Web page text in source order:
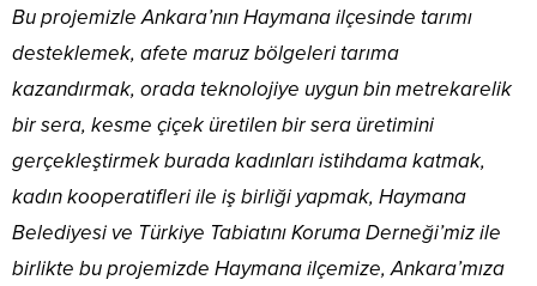
Bu projemizle Ankara’nın Haymana ilçesinde tarımı
desteklemek, afete maruz bölgeleri tarıma
kazandırmak, orada teknolojiye uygun bin metrekarelik
bir sera, kesme çiçek üretilen bir sera üretimini
gerçekleştirmek burada kadınları istihdama katmak,
kadın kooperatifleri ile iş birliği yapmak, Haymana
Belediyesi ve Türkiye Tabiatını Koruma Derneği’miz ile
birlikte bu projemizde Haymana ilçemize, Ankara’mıza